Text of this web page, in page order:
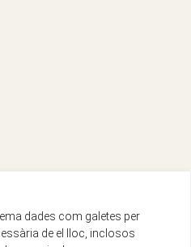
dades com galetes per
de el lloc, inclosos